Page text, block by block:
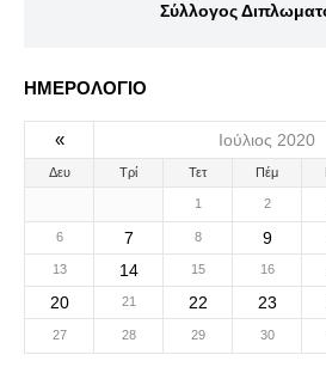
Σύλλογος
ΗΜΕΡΟΛΟΓΙΟ
« Ιούλιος 2020
Δευ Τρί Τετ Πέμ
1 2
6 7 8 9
13 14 15 16
20 21 22 23
27 28 29 30